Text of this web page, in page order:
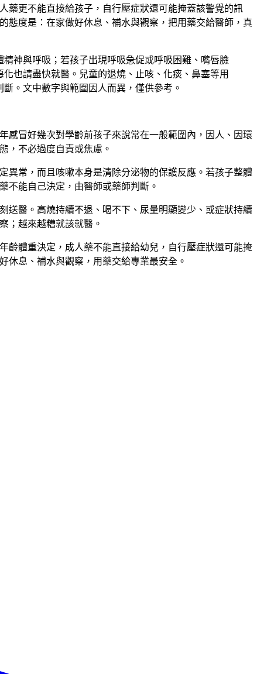
藥更不能直接給孩子，自行壓症狀還可能掩蓋該警覺的訊
態度是：在家做好休息、補水與觀察，把用藥交給醫師，真
神與呼吸；若孩子出現呼吸急促或呼吸困難、嘴唇臉
也請盡快就醫。兒童的退燒、止咳、化痰、鼻塞等用
。文中數字與範圍因人而異，僅供參考。
感冒好幾次對學齡前孩子來說常在一般範圍內，因人、因環
，不必過度自責或焦慮。
異常，而且咳嗽本身是清除分泌物的保護反應。若孩子整體
不能自己決定，由醫師或藥師判斷。
送醫。高燒持續不退、喝不下、尿量明顯變少、或症狀持續
；越來越糟就該就醫。
齡體重決定，成人藥不能直接給幼兒，自行壓症狀還可能掩
休息、補水與觀察，用藥交給專業最安全。